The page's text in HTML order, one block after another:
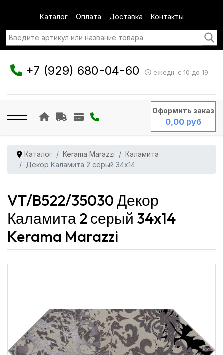
Каталог Оплата Доставка Контакты
+7 (929) 680-04-60 ежедн. с 10 до 19
Оформить заказ
0,00 руб
Каталог Kerama Marazzi
Каламита
Декор Каламита 2 серый 34x14
VT/B522/35030 Декор
Каламита 2 серый 34x14
Kerama Marazzi